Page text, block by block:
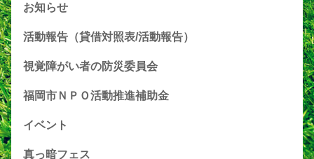
お知らせ
活動報告（貸借対照表/活動報告）
視覚障がい者の防災委員会
福岡市ＮＰＯ活動推進補助金
イベント
真っ暗フェス